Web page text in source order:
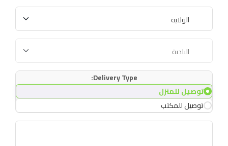
Delivery Type:
توصيل للمنزل
توصيل للمكتب